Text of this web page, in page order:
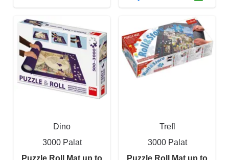
Dino
3000 Palat
Trefl
3000 Palat